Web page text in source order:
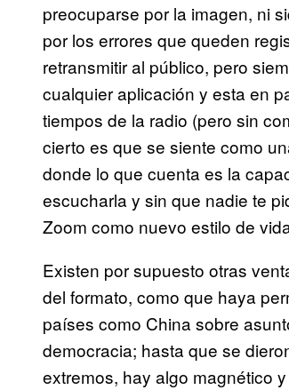
preocuparse por la imagen, ni
por los errores que queden
retransmitir al público, pero
cualquier aplicación y esta en
tiempos de la radio (pero sin
cierto es que se siente como
donde lo que cuenta es la
escucharla y sin que nadie te
Zoom como nuevo estilo de
Existen por supuesto otras
del formato, como que haya
países como China sobre
democracia; hasta que se
extremos, hay algo magnético